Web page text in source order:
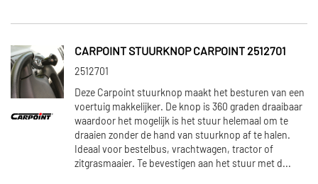
CARPOINT STUURKNOP CARPOINT 2512701
2512701
Deze Carpoint stuurknop maakt het besturen van een
voertuig makkelijker. De knop is 360 graden draaibaar
waardoor het mogelijk is het stuur helemaal om te
draaien zonder de hand van stuurknop af te halen.
Ideaal voor bestelbus, vrachtwagen, tractor of
zitgrasmaaier. Te bevestigen aan het stuur met d...